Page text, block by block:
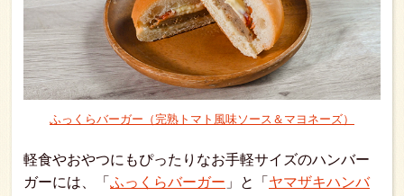
ふっくらバーガー（完熟トマト風味ソース＆マヨネーズ）
軽食やおやつにもぴったりなお手軽サイズのハンバー
ガーには、「 ふっくらバーガー 」と「 ヤマザキハンバ